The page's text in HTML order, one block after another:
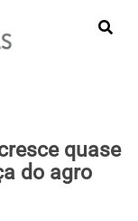
quase
do agro